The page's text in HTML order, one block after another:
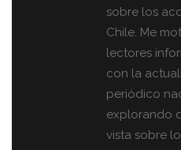
sobre los
Chile. Me
lectores
con la
periódico
explorando
vista sobre